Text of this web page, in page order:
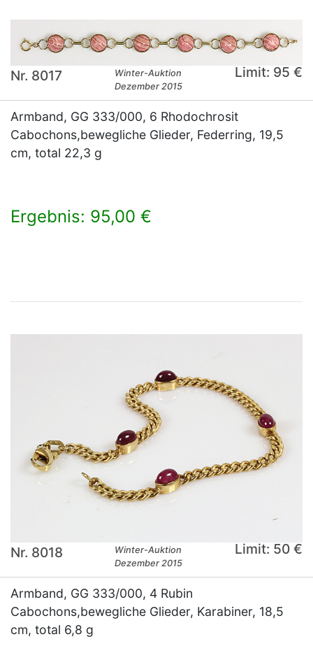
Nr. 8017
Winter-Auktion
Dezember 2015
Limit: 95 €
Armband, GG 333/000, 6 Rhodochrosit
Cabochons,bewegliche Glieder, Federring, 19,5
cm, total 22,3 g
Ergebnis: 95,00 €
Nr. 8018
Winter-Auktion
Dezember 2015
Limit: 50 €
Armband, GG 333/000, 4 Rubin
Cabochons,bewegliche Glieder, Karabiner, 18,5
cm, total 6,8 g